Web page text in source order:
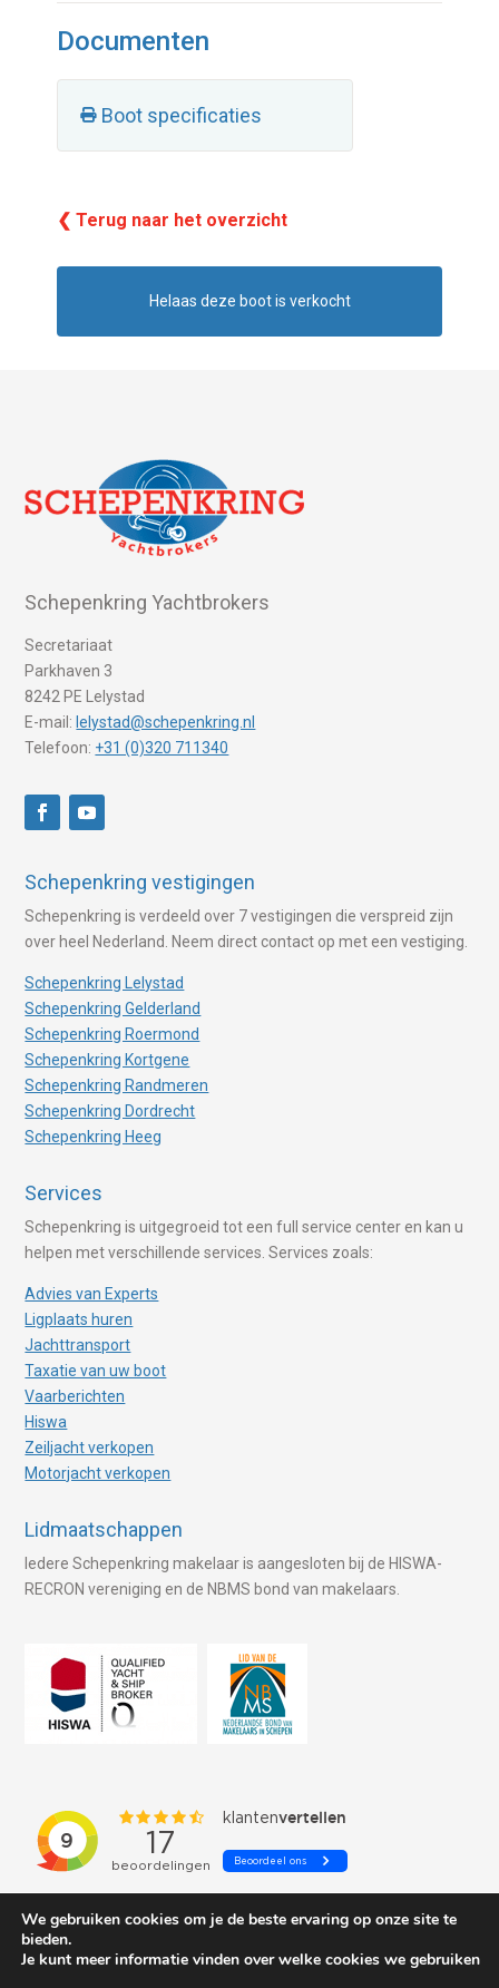
Documenten
Boot specificaties
❮ Terug naar het overzicht
Helaas deze boot is verkocht
Schepenkring Yachtbrokers
Secretariaat
Parkhaven 3
8242 PE Lelystad
E-mail: lelystad@schepenkring.nl
Telefoon: +31 (0)320 711340
Schepenkring vestigingen
Schepenkring is verdeeld over 7 vestigingen die verspreid zijn
over heel Nederland. Neem direct contact op met een vestiging.
Schepenkring Lelystad
Schepenkring Gelderland
Schepenkring Roermond
Schepenkring Kortgene
Schepenkring Randmeren
Schepenkring Dordrecht
Schepenkring Heeg
Services
Schepenkring is uitgegroeid tot een full service center en kan u
helpen met verschillende services. Services zoals:
Advies van Experts
Ligplaats huren
Jachttransport
Taxatie van uw boot
Vaarberichten
Hiswa
Zeiljacht verkopen
Motorjacht verkopen
Lidmaatschappen
Iedere Schepenkring makelaar is aangesloten bij de HISWA-
RECRON vereniging en de NBMS bond van makelaars.
We gebruiken cookies om je de beste ervaring op onze site te
bieden.
Je kunt meer informatie vinden over welke cookies we gebruiken